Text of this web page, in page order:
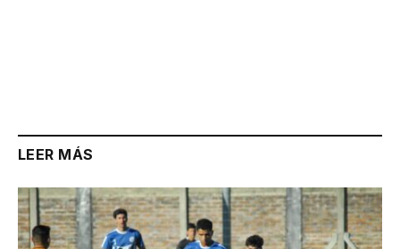
LEER MÁS